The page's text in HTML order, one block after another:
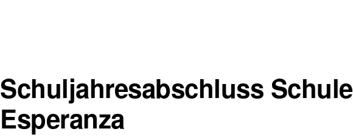
Schuljahresabschluss Schule
Esperanza